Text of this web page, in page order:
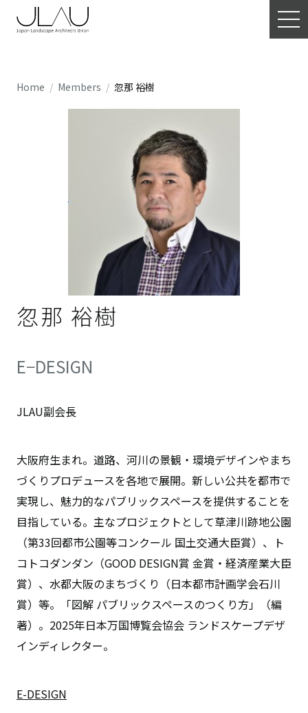
Home Members 忽那 裕樹
忽那 裕樹
E−DESIGN
JLAU副会長
大阪府生まれ。道路、河川の景観・環境デザインやまち
づくりプロデュースを各地で展開。新しい公共を都市で
実現し、魅力的なパブリックスペースを提供することを
目指している。主なプロジェクトとして草津川跡地公園
（第33回都市公園等コンクール 国土交通大臣賞）、ト
コトコダンダン（GOOD DESIGN賞 金賞・経済産業大臣
賞）、水都大阪のまちづくり（日本都市計画学会石川
賞）等。「図解 パブリックスペースのつくり方」（編
著）。2025年日本万国博覧会協会 ランドスケープデザ
インディレクター。
E-DESIGN